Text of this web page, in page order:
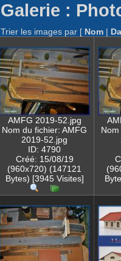
Galerie :
Trier les images par [ Nom |
AMFG 2019-52.jpg
Nom du fichier: AMFG
2019-52.jpg
ID: 4790
Créé: 15/08/19
(960x720) (147121
Bytes) [3945 Visites]